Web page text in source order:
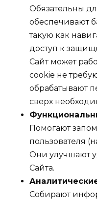
Обязательны
обеспечивают
такую как
доступ к
Сайт может
cookie не
обрабатывают
сверх
Помогают
пользователя
Они улучшают
Сайта.
Собирают